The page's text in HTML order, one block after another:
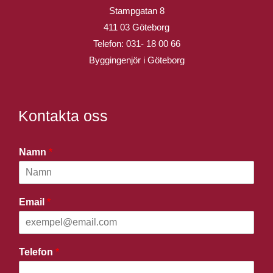
Stampgatan 8
411 03 Göteborg
Telefon: 031- 18 00 66
Byggingenjör i Göteborg
Kontakta oss
Namn *
Email *
Telefon *